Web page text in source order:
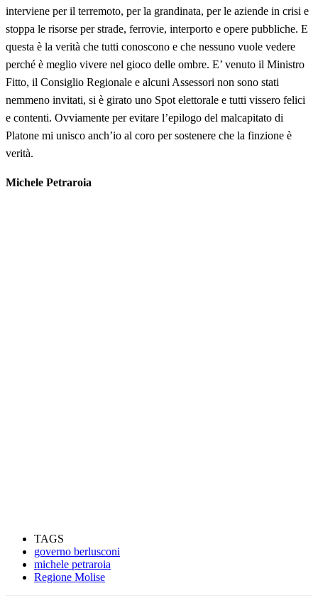
interviene per il terremoto, per la grandinata, per le aziende in crisi e
stoppa le risorse per strade, ferrovie, interporto e opere pubbliche. E
questa è la verità che tutti conoscono e che nessuno vuole vedere
perché è meglio vivere nel gioco delle ombre. E’ venuto il Ministro
Fitto, il Consiglio Regionale e alcuni Assessori non sono stati
nemmeno invitati, si è girato uno Spot elettorale e tutti vissero felici
e contenti. Ovviamente per evitare l’epilogo del malcapitato di
Platone mi unisco anch’io al coro per sostenere che la finzione è
verità.
Michele Petraroia
TAGS
governo berlusconi
michele petraroia
Regione Molise